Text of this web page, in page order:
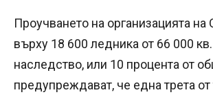
Проучването на организацията
върху 18 600 ледника от 66 000
наследство, или 10 процента от
предупреждават, че една трета